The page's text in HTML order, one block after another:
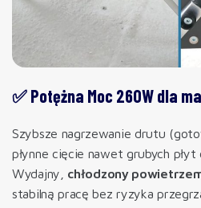
✅ Potężna Moc 260W dla
Szybsze nagrzewanie drutu
płynne cięcie nawet grubych
Wydajny, chłodzony
stabilną pracę bez ryzyka